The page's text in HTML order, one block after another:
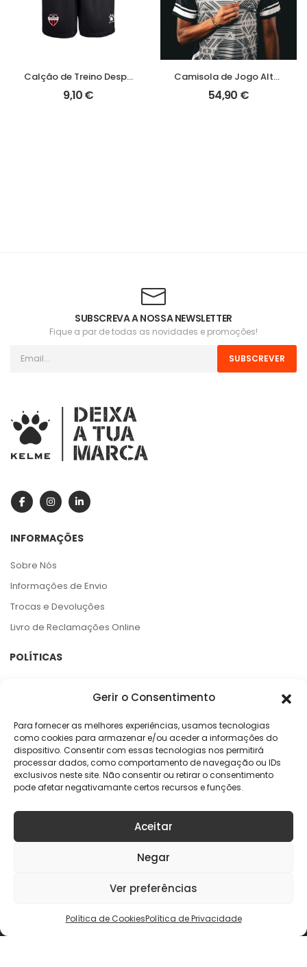
Gerir o Consentimento
Para fornecer as melhores experiências, usamos tecnologias
como cookies para armazenar e/ou aceder a informações do
dispositivo. Consentir com essas tecnologias nos permitirá
processar dados, como comportamento de navegação ou IDs
exclusivos neste site. Não consentir ou retirar o consentimento
pode afetar negativamante certos recursos e funções.
Aceitar
Negar
Ver preferências
Política de CookiesPolítica de Privacidade
Calção de Treino Despertar SC
9,10€
Camisola de Jogo Alternativa Boavista FC 24/25
54,90 €
INFORMAÇÕES
Sobre Nós
Informações de Envio
Trocas e Devoluções
Livro de Reclamações Online
POLÍTICAS
Política de Privacidade
Política de Cookies
Centro de Arbitragem e RAL
APOIO AO CLIENTE
4445-027 Alfena
online@geracaoaudaciosa.pt
SUBSCREVA A NOSSA NEWSLETTER
Fique a par de todas as novidades e promoções!
SUBSCREVER
Copyright © 2026 KELME Portugal. Todos os direitos reservados